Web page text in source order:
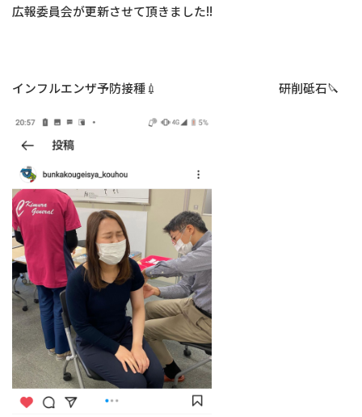
広報委員会が更新させて頂きました!!
インフルエンザ予防接種💉 研削砥石🔪